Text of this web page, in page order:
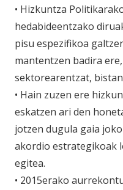
• Hizkuntza
hedabideentzako
pisu espezifikoa
mantentzen badira
sektorearentzat, bistan
• Hain zuzen ere
eskatzen ari den
jotzen dugula gaia
akordio estrategikoak
egitea.
• 2015erako